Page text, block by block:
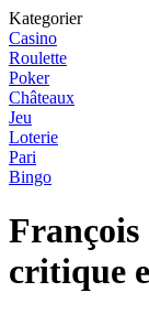
Kategorier
Casino
Roulette
Poker
Châteaux
Jeu
Loterie
Pari
Bingo
François
critique